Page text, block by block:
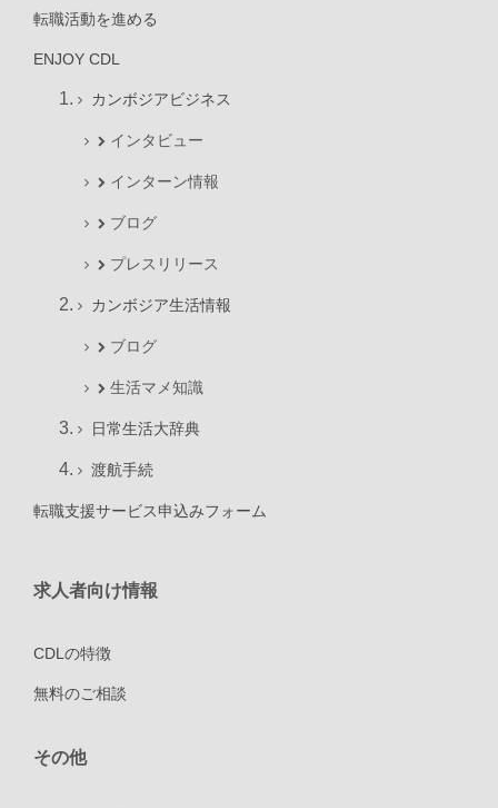
転職活動を進める
ENJOY CDL
カンボジアビジネス
インタビュー
インターン情報
ブログ
プレスリリース
カンボジア生活情報
ブログ
生活マメ知識
日常生活大辞典
渡航手続
転職支援サービス申込みフォーム
求人者向け情報
CDLの特徴
無料のご相談
その他